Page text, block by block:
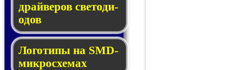
драй­ве­ров све­то­ди­
о­дов
Логотипы на SMD-
мик­ро­схе­мах